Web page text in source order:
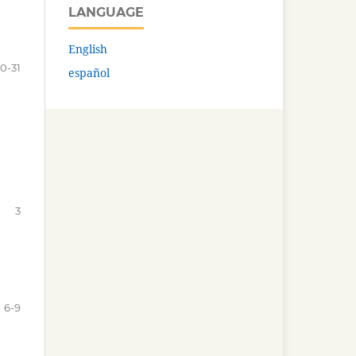
31
3
6-9
LANGUAGE
English
español